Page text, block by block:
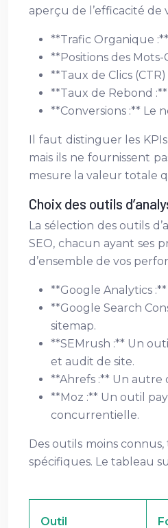
aperçu de l’efficacité de
**Trafic Organique
**Positions des
**Taux de Clics
**Taux de Rebond
**Conversions :** Le
Il faut distinguer les
mais ils ne fournissent
mesure la valeur totale
Choix des outils
La sélection des outils
SEO, chacun ayant ses
d’ensemble de vos
**Google Analytics
**Google Search
sitemap.
**SEMrush :** Un
et audit de site.
**Ahrefs :** Un autre
**Moz :** Un outil
concurrentielle.
Des outils moins
spécifiques. Le tableau
Outil